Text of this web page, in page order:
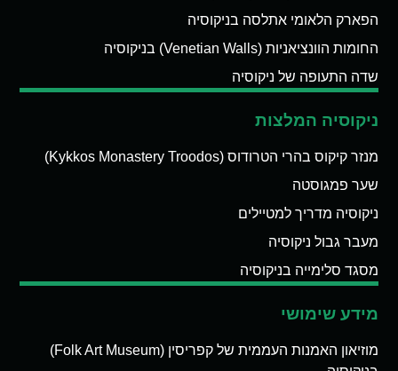
הפארק הלאומי אתלסה בניקוסיה
החומות הוונציאניות (Venetian Walls) בניקוסיה
שדה התעופה של ניקוסיה
ניקוסיה המלצות
מנזר קיקוס בהרי הטרודוס (Kykkos Monastery Troodos)
שער פמגוסטה
ניקוסיה מדריך למטיילים
מעבר גבול ניקוסיה
מסגד סלימייה בניקוסיה
מידע שימושי
מוזיאון האמנות העממית של קפריסין (Folk Art Museum)